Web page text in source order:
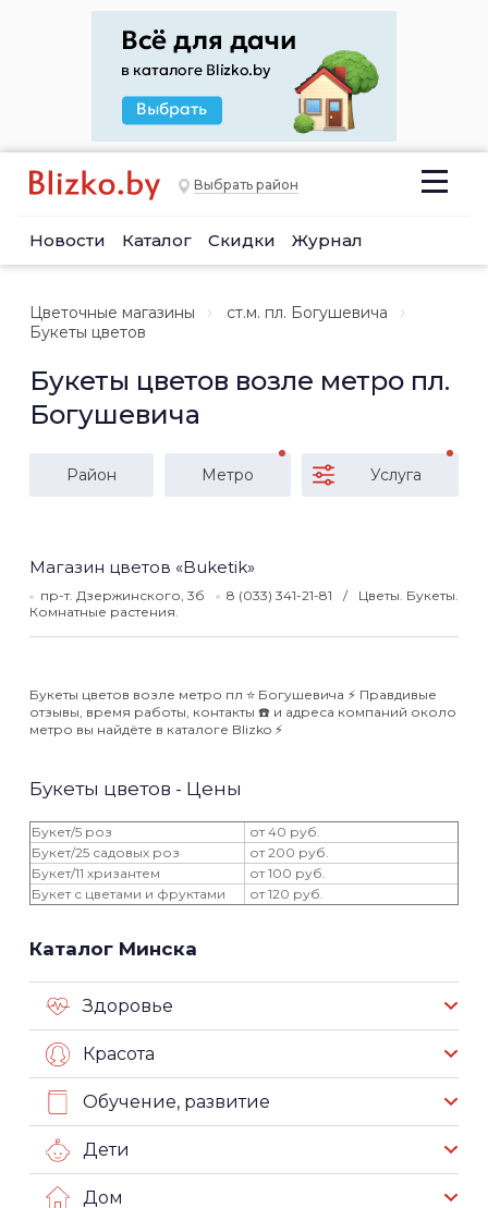
Выбрать район
Новости Каталог Скидки Журнал
Цветочные магазины
ст.м. пл. Богушевича
Букеты цветов
Букеты цветов возле метро пл.
Богушевича
Район Метро Услуга
Магазин цветов «Buketik»
пр-т. Дзержинского, 3б 8 (033) 341-21-81
Цветы. Букеты.
Комнатные растения.
Букеты цветов возле метро пл ⭐️ Богушевича ⚡️ Правдивые
отзывы, время работы, контакты ☎️ и адреса компаний около
метро вы найдёте в каталоге Blizko ⚡️
Букеты цветов - Цены
Букет/5 роз
от 40 руб.
Букет/25 садовых роз
от 200 руб.
Букет/11 хризантем
от 100 руб.
Букет с цветами и фруктами
от 120 руб.
Каталог Минска
Здоровье
Красота
Обучение, развитие
Дети
Дом